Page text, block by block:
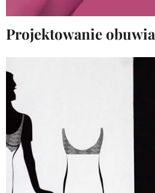
Projektowanie obuwia